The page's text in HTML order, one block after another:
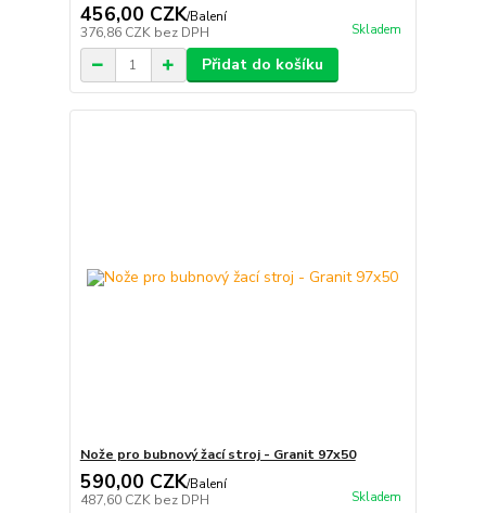
456,00 CZK/Balení
376,86 CZK bez DPH Skladem
Přidat do košíku
Nože pro bubnový žací stroj - Granit 97x50
590,00 CZK/Balení
487,60 CZK bez DPH Skladem